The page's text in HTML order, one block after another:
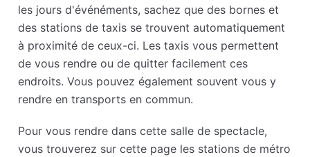
les jours d'événéments, sachez que des bornes et
des stations de taxis se trouvent automatiquement
à proximité de ceux-ci. Les taxis vous permettent
de vous rendre ou de quitter facilement ces
endroits. Vous pouvez également souvent vous y
rendre en transports en commun.
Pour vous rendre dans cette salle de spectacle,
vous trouverez sur cette page les stations de métro